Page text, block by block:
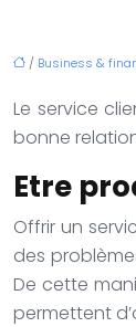
/ Business &
Le service
bonne
Etre
Offrir un
des
De cette
permettent